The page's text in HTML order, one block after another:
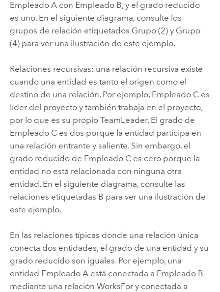
Empleado A con Empleado B, y el grado reducido
es uno. En el siguiente diagrama, consulte los
grupos de relación etiquetados Grupo (2) y Grupo
(4) para ver una ilustración de este ejemplo.
Relaciones recursivas: una relación recursiva existe
cuando una entidad es tanto el origen como el
destino de una relación. Por ejemplo, Empleado C es
líder del proyecto y también trabaja en el proyecto,
por lo que es su propio TeamLeader. El grado de
Empleado C es dos porque la entidad participa en
una relación entrante y saliente. Sin embargo, el
grado reducido de Empleado C es cero porque la
entidad no está relacionada con ninguna otra
entidad. En el siguiente diagrama, consulte las
relaciones etiquetadas B para ver una ilustración de
este ejemplo.
En las relaciones típicas donde una relación única
conecta dos entidades, el grado de una entidad y su
grado reducido son iguales. Por ejemplo, una
entidad Empleado A está conectada a Empleado B
mediante una relación WorksFor y conectada a